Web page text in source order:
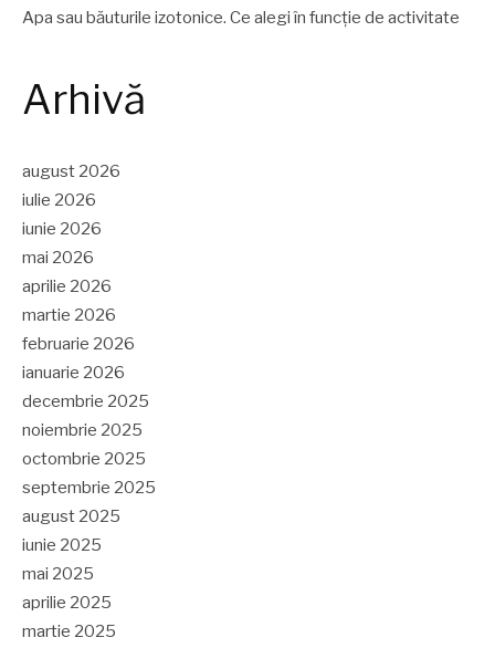
Apa sau băuturile izotonice. Ce alegi în funcție de activitate
Arhivă
august 2026
iulie 2026
iunie 2026
mai 2026
aprilie 2026
martie 2026
februarie 2026
ianuarie 2026
decembrie 2025
noiembrie 2025
octombrie 2025
septembrie 2025
august 2025
iunie 2025
mai 2025
aprilie 2025
martie 2025